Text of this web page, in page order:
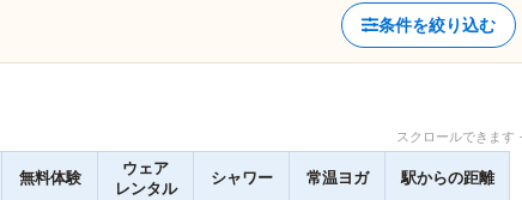
条件を絞り込む
スクロールできま
無料体験
ウェア
レンタル
シャワー 常温ヨガ 駅からの距離